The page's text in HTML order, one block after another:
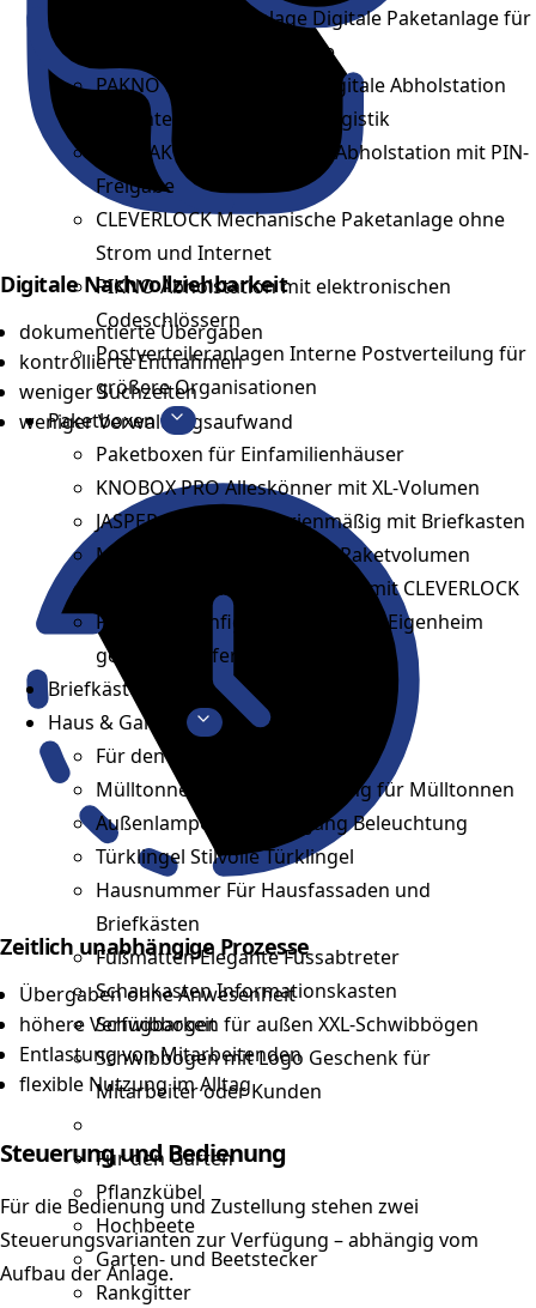
PAKNO als Paketanlage Digitale Paketanlage für
Wohnanlagen & Quartiere
PAKNO als Abholstation
Digitale Abholstation
für Unternehmen & Intralogistik
KNOPAK
Paketanlage und Abholstation mit PIN-
Freigabe
CLEVERLOCKMechanische Paketanlage ohne
Strom und Internet
PIKNOAbholstation mit elektronischen
Codeschlössern
Postverteileranlagen Interne Postverteilung für
größere Organisationen
Paketboxen
Paketboxen für Einfamilienhäuser
KNOBOX PROAlleskönner mit XL-Volumen
JASPER / JASPER XL
Serienmäßig mit Briefkasten
MONTREAL
Für maximales Paketvolumen
Maximale Sicherheit mit CLEVERLOCK
Paketbox konfigurieren
Für das Eigenheim
geplant & gefertigt
Briefkästen
Haus & Garten
Für den Hauseingang
Mülltonnenboxen
Verkleidung für Mülltonnen
Außenlampen
Hauseingang Beleuchtung
Türklingel Stilvolle Türklingel
Hausnummer Für Hausfassaden und
Briefkästen
FußmattenElegante Fussabtreter
SchaukastenInformationskasten
Schwibbogen für außen XXL-Schwibbögen
Schwibbogen mit Logo Geschenk für
Mitarbeiter oder Kunden
Für den Garten
Pflanzkübel
Hochbeete
Garten- und Beetstecker
Rankgitter
Digitale Nachvollziehbarkeit
dokumentierte Übergaben
kontrollierte Entnahmen
weniger Suchzeiten
weniger Verwaltungsaufwand
Zeitlich unabhängige Prozesse
Übergaben ohne Anwesenheit
höhere Verfügbarkeit
Entlastung von Mitarbeitenden
flexible Nutzung im Alltag
Steuerung und Bedienung
Für die Bedienung und Zustellung stehen zwei
Steuerungsvarianten zur Verfügung – abhängig vom
Aufbau der Anlage.